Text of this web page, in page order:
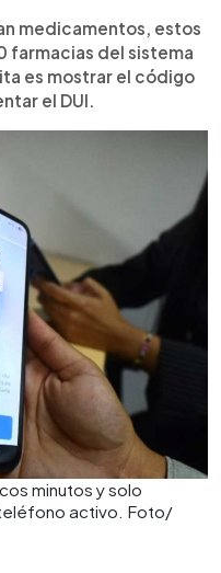
medicamentos, estos
farmacias del sistema
es mostrar el código
el DUI.
minutos y solo
teléfono activo. Foto/